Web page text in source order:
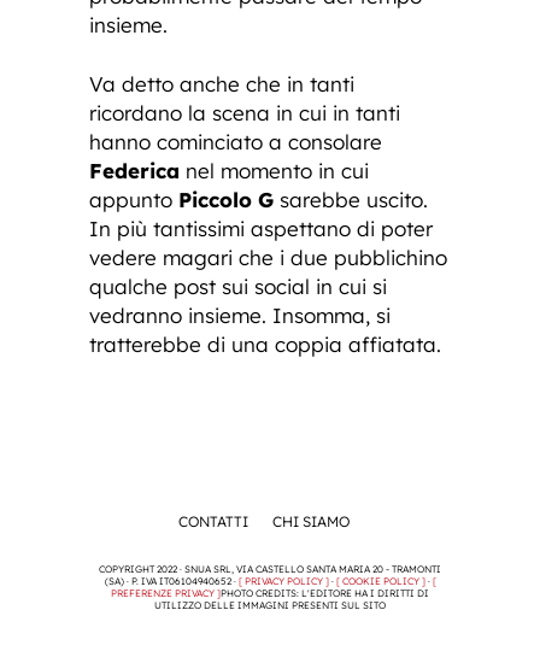
insieme.
Va detto anche che in tanti
ricordano la scena in cui in tanti
hanno cominciato a consolare
Federica nel momento in cui
appunto Piccolo G sarebbe uscito.
In più tantissimi aspettano di poter
vedere magari che i due pubblichino
qualche post sui social in cui si
vedranno insieme. Insomma, si
tratterebbe di una coppia affiatata.
CONTATTI CHI SIAMO
COPYRIGHT 2022 · SNUA SRL, VIA CASTELLO SANTA MARIA 20 - TRAMONTI
(SA) · P. IVA IT06104940652 · [ PRIVACY POLICY ]· [ COOKIE POLICY ]· [
PREFERENZE PRIVACY ]PHOTO CREDITS: L'EDITORE HA I DIRITTI DI
UTILIZZO DELLE IMMAGINI PRESENTI SUL SITO